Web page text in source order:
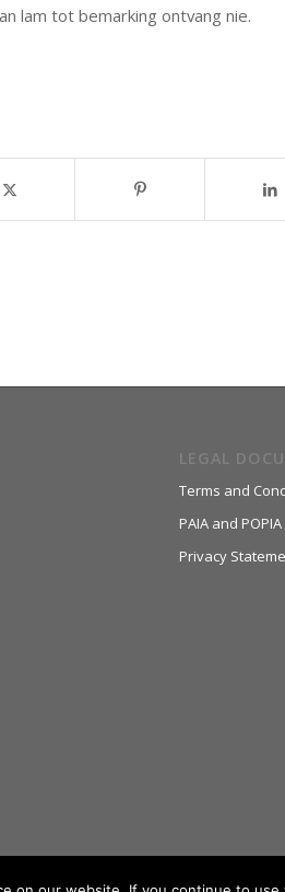
lam tot bemarking ontvang nie.
LEGAL
Terms and
PAIA and
Privacy